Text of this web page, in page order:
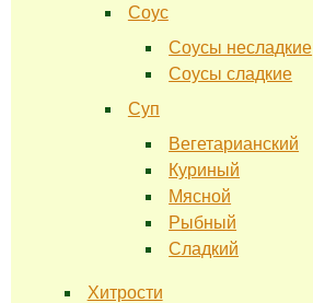
Соус
Соусы несладкие
Соусы сладкие
Суп
Вегетарианский
Куриный
Мясной
Рыбный
Сладкий
Хитрости